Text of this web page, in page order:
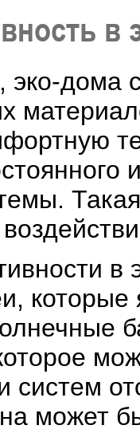
в
дома
в
систем
может